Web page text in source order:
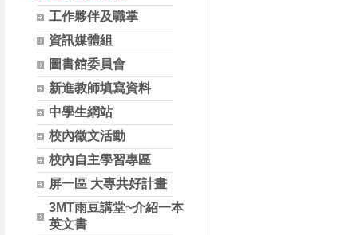
工作夥伴及職掌
資訊媒體組
圖書館委員會
新進教師填寫資料
中學生網站
校內徵文活動
校內自主學習專區
屏一區 大專共好計畫
3MT雨豆講堂~介紹一本
英文書